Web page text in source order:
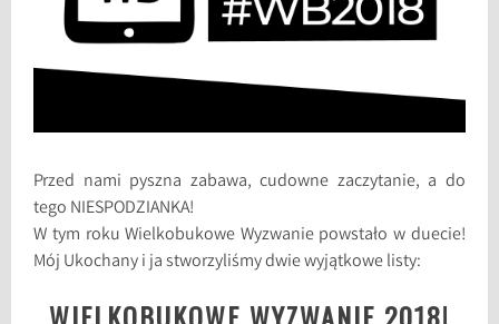
Przed nami pyszna zabawa, cudowne zaczytanie, a do
tego NIESPODZIANKA!
W tym roku Wielkobukowe Wyzwanie powstało w duecie!
Mój Ukochany i ja stworzyliśmy dwie wyjątkowe listy: